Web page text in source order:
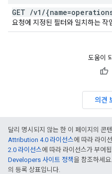
GET /v1 /
요청에 지정된 필터와 일치하는 작
도움이
의견
달리 명시되지 않는 한 이 페이지의 콘
Attribution 4.0 라이선스에 따라 라이
2.0 라이선스에 따라 라이선스가 부여
Developers 사이트 정책을 참조하세
의 등록 상표입니다.